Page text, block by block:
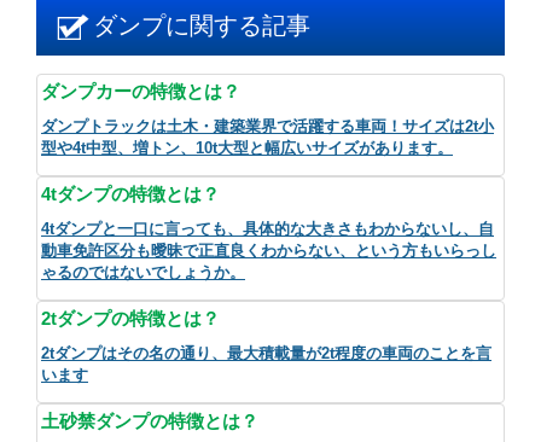
ダンプに関する記事
ダンプカーの特徴とは？
ダンプトラックは土木・建築業界で活躍する車両！サイズは2t小
型や4t中型、増トン、10t大型と幅広いサイズがあります。
4tダンプの特徴とは？
4tダンプと一口に言っても、具体的な大きさもわからないし、自
動車免許区分も曖昧で正直良くわからない、という方もいらっし
ゃるのではないでしょうか。
2tダンプの特徴とは？
2tダンプはその名の通り、最大積載量が2t程度の車両のことを言
います
土砂禁ダンプの特徴とは？